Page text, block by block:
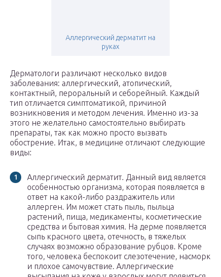
Аллергический дерматит на
руках
Дерматологи различают несколько видов
заболевания: аллергический, атопический,
контактный, пероральный и себорейный. Каждый
тип отличается симптоматикой, причиной
возникновения и методом лечения. Именно из-за
этого не желательно самостоятельно выбирать
препараты, так как можно просто вызвать
обострение. Итак, в медицине отличают следующие
виды:
Аллергический дерматит. Данный вид является
особенностью организма, которая появляется в
ответ на какой-либо раздражитель или
аллерген. Им может стать пыль, пыльца
растений, пища, медикаменты, косметические
средства и бытовая химия. На дерме появляется
сыпь красного цвета, отечность, в тяжелых
случаях возможно образование рубцов. Кроме
того, человека беспокоит слезотечение, насморк
и плохое самочувствие. Аллергические